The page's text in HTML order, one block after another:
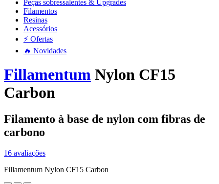
Peças sobressalentes & Upgrades
Filamentos
Resinas
Acessórios
⚡ Ofertas
🔥 Novidades
Fillamentum Nylon CF15
Carbon
Filamento à base de nylon com fibras de
carbono
16 avaliações
Fillamentum Nylon CF15 Carbon